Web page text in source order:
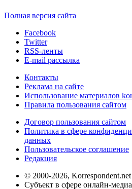
Полная версия сайта
Facebook
Twitter
RSS-ленты
E-mail рассылка
Контакты
Реклама на сайте
Использование материалов
Правила пользования сайтом
Договор пользования сайтом
Политика в сфере
данных
Пользовательское соглашение
Редакция
© 2000-2026, Korrespondent.net
Субъект в сфере онлайн-